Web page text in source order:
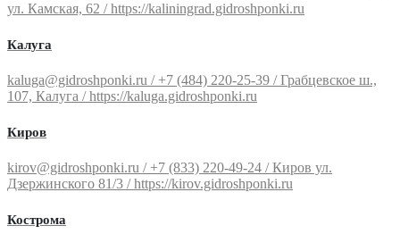
ул. Камская, 62 / https://kaliningrad.gidroshponki.ru
Калуга
kaluga@gidroshponki.ru / +7 (484) 220-25-39 / Грабцевское ш.,
107, Калуга / https://kaluga.gidroshponki.ru
Киров
kirov@gidroshponki.ru / +7 (833) 220-49-24 / Киров ул.
Дзержинского 81/3 / https://kirov.gidroshponki.ru
Кострома